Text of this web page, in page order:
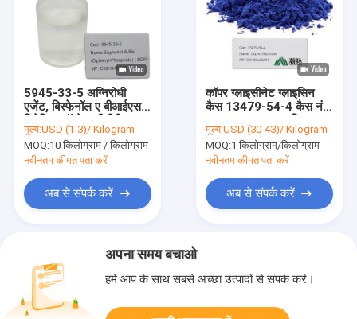
5945-33-5 अग्निरोधी
एजेंट, बिस्फेनॉल ए बीआईएस
मूल्य:USD (1-3)/ Kilogram
MOQ:10 किलोग्राम / किलोग्राम
नवीनतम कीमत पता करें
अब से संपर्क करें
कॉपर ग्लाइसीनेट ग्लाइसिन
कैस 13479-54-4 कैस नं
बिस्ग्लीकेट
मूल्य:USD (30-43)/ Kilogram
MOQ:1 किलोग्राम/किलोग्राम
नवीनतम कीमत पता करें
अब से संपर्क करें
अपना समय बचाओ
हमें आप के साथ सबसे अच्छा उत्पादों से संपर्क करें।